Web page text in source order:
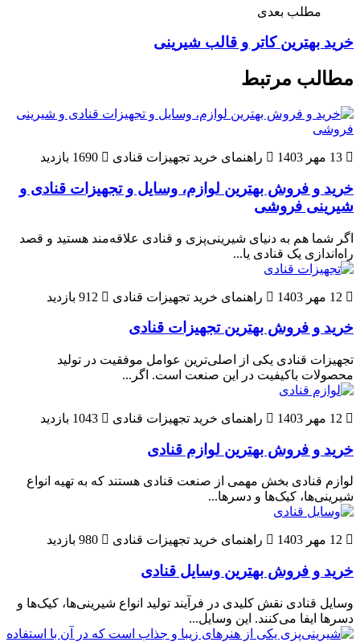
مطلب بعدی
خرید بهترین کاتر و قالب‌ شیرینی
مطالب مرتبط
راهنمای خرید تجهیزات قنادی
خرید و فروش بهترین لوازم، وسایل و تجهیزات قنادی و
شیرینی فروشی
اگر شما هم به دنیای شیرینی‌پزی و قنادی علاقه‌مند هستید و قصد
راه‌اندازی یک قنادی یا...
راهنمای خرید تجهیزات قنادی
خرید و فروش بهترین تجهیزات قنادی
تجهیزات قنادی یکی از اصلی‌ترین عوامل موفقیت در تولید
محصولات باکیفیت در این صنعت است. اگر...
راهنمای خرید تجهیزات قنادی
خرید و فروش بهترین لوازم قنادی
لوازم قنادی بخش مهمی از صنعت قنادی هستند که به تهیه انواع
شیرینی‌ها، کیک‌ها و دسرها...
راهنمای خرید تجهیزات قنادی
خرید و فروش بهترین وسایل قنادی
وسایل قنادی نقش کلیدی در فرآیند تولید انواع شیرینی‌ها، کیک‌ها و
دسرها ایفا می‌کنند. این وسایل...